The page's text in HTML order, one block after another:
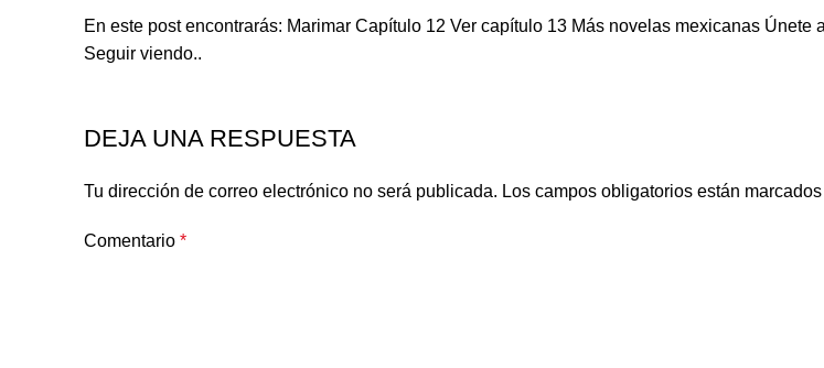
En este post encontrarás: Marimar Capítulo 12 Ver capítulo 13 Más novelas mexicanas
Seguir viendo..
DEJA UNA RESPUESTA
Tu dirección de correo electrónico no será publicada. Los campos obligatorios están
Comentario *